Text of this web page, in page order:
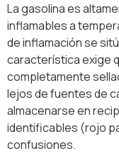
La gasolina es
inflamables a
de inflamación se
característica exige
completamente
lejos de fuentes de
almacenarse en
identificables (rojo
confusiones.